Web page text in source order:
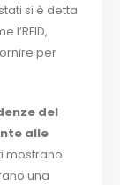
si è detta
l’RFID,
per
del
alle
mostrano
una